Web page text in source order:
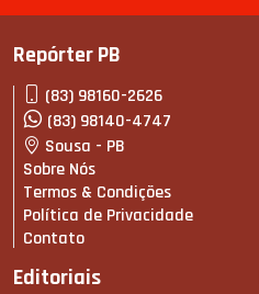
Repórter PB
(83) 98160-2626
(83) 98140-4747
Sousa - PB
Sobre Nós
Termos & Condições
Política de Privacidade
Contato
Editoriais